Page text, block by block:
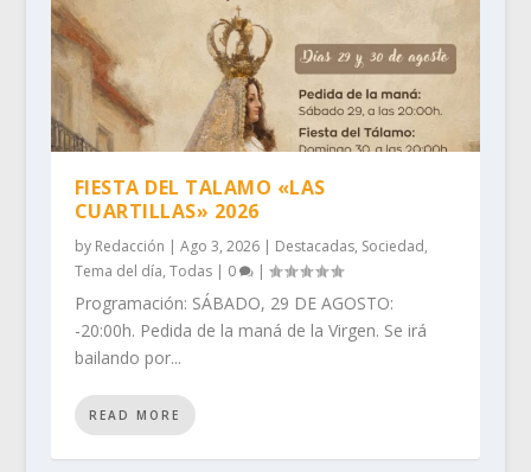
FIESTA DEL TALAMO «LAS
CUARTILLAS» 2026
by Redacción | Ago 3, 2026| Destacadas, Sociedad,
Tema del día, Todas| 0 |
Programación: SÁBADO, 29 DE AGOSTO:
-20:00h. Pedida de la maná de la Virgen. Se irá
bailando por...
READ MORE